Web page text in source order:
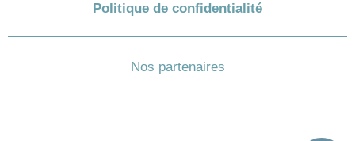
Politique de confidentialité
Nos partenaires